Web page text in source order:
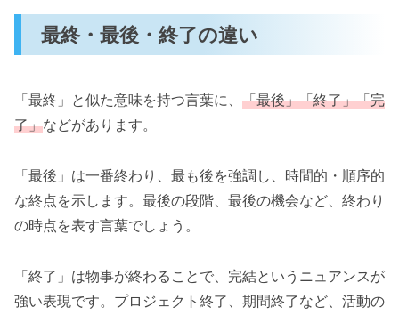
最終・最後・終了の違い
「最終」と似た意味を持つ言葉に、 「最後」「終了」「完
了」などがあります。
「最後」は一番終わり、最も後を強調し、時間的・順序的
な終点を示します。最後の段階、最後の機会など、終わり
の時点を表す言葉でしょう。
「終了」は物事が終わることで、完結というニュアンスが
強い表現です。プロジェクト終了、期間終了など、活動の